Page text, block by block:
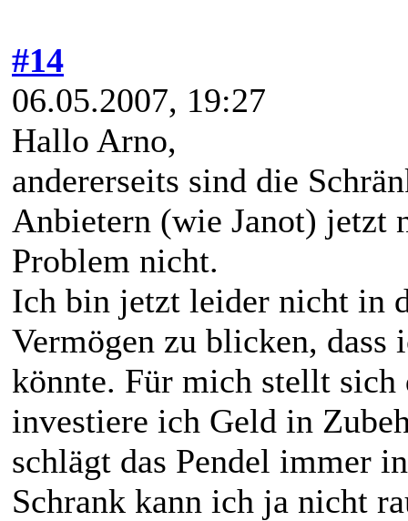
#14
06.05.2007, 19:27
Hallo Arno,
andererseits sind die
Anbietern (wie Janot) jetzt
Problem nicht.
Ich bin jetzt leider nicht in
Vermögen zu blicken, dass
könnte. Für mich stellt
investiere ich Geld in
schlägt das Pendel immer
Schrank kann ich ja nicht